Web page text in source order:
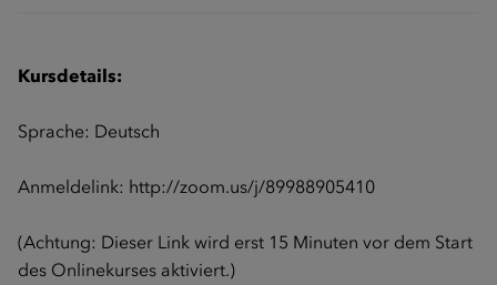
Kursdetails:
Sprache: Deutsch
Anmeldelink: http://zoom.us/j/89988905410
(Achtung: Dieser Link wird erst 15 Minuten vor dem Start
des Onlinekurses aktiviert.)